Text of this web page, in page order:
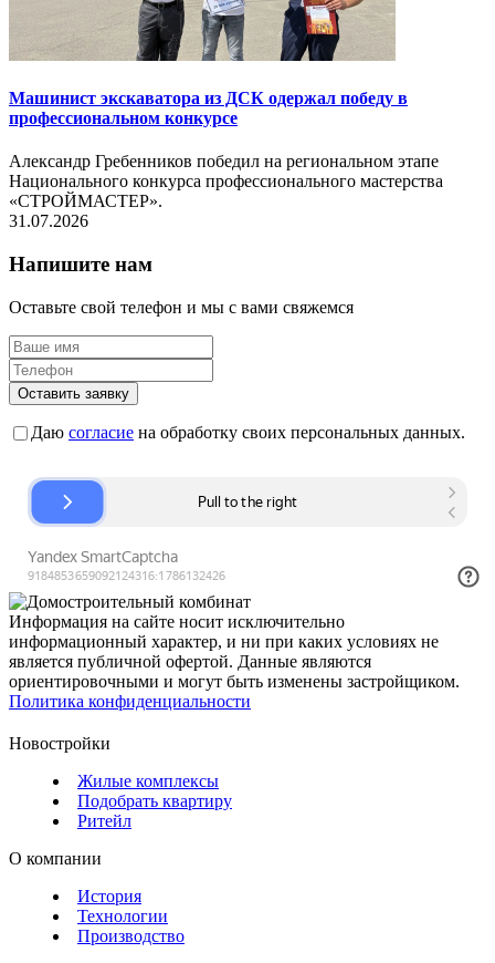
Машинист экскаватора из ДСК одержал победу в
профессиональном конкурсе
Александр Гребенников победил на региональном этапе
Национального конкурса профессионального мастерства
«СТРОЙМАСТЕР».
31.07.2026
Напишите нам
Оставьте свой телефон и мы с вами свяжемся
Оставить заявку
Даю согласие на обработку своих персональных данных.
Информация на сайте носит исключительно
информационный характер, и ни при каких условиях не
является публичной офертой. Данные являются
ориентировочными и могут быть изменены застройщиком.
Политика конфиденциальности
Новостройки
Жилые комплексы
Подобрать квартиру
Ритейл
О компании
История
Технологии
Производство